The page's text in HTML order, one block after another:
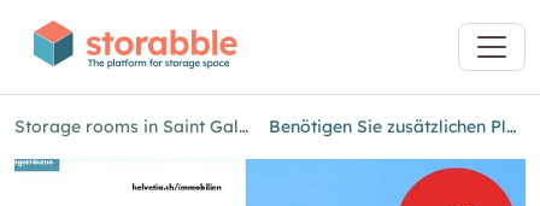
Storage rooms in Saint Gallen Benötigen Sie zusätzlichen Platz?